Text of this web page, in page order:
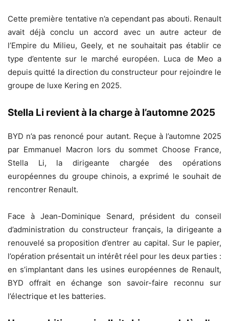
Cette première tentative n’a cependant pas abouti. Renault
avait déjà conclu un accord avec un autre acteur de
l’Empire du Milieu, Geely, et ne souhaitait pas établir ce
type d’entente sur le marché européen. Luca de Meo a
depuis quitté la direction du constructeur pour rejoindre le
groupe de luxe Kering en 2025.
Stella Li revient à la charge à l’automne 2025
BYD n’a pas renoncé pour autant. Reçue à l’automne 2025
par Emmanuel Macron lors du sommet Choose France,
Stella Li, la dirigeante chargée des opérations
européennes du groupe chinois, a exprimé le souhait de
rencontrer Renault.
Face à Jean-Dominique Senard, président du conseil
d’administration du constructeur français, la dirigeante a
renouvelé sa proposition d’entrer au capital. Sur le papier,
l’opération présentait un intérêt réel pour les deux parties :
en s’implantant dans les usines européennes de Renault,
BYD offrait en échange son savoir-faire reconnu sur
l’électrique et les batteries.